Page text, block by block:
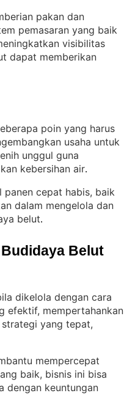
pakan dan
pemasaran yang baik
visibilitas
dapat memberikan
poin yang harus
usaha untuk
unggul guna
kebersihan air.
panen cepat habis, baik
dalam mengelola dan
belut.
Belut
dikelola dengan cara
efektif, mempertahankan
strategi yang tepat,
mempercepat
baik, bisnis ini bisa
dengan keuntungan